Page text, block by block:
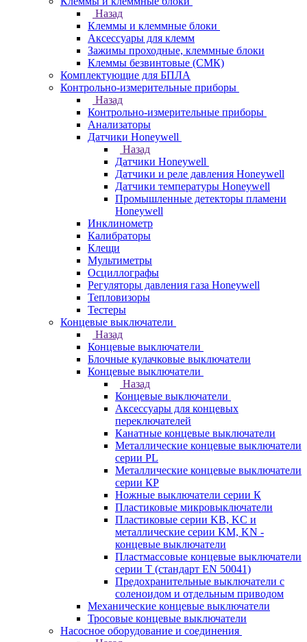
Назад
Клеммы и клеммные блоки
Аксессуары для клемм
Зажимы проходные, клеммные блоки
Клеммы безвинтовые (СМК)
Комплектующие для БПЛА
Контрольно-измерительные приборы
Назад
Контрольно-измерительные приборы
Анализаторы
Датчики Honeywell
Назад
Датчики Honeywell
Датчики и реле давления Honeywell
Датчики температуры Honeywell
Промышленные детекторы пламени
Honeywell
Инклинометр
Калибраторы
Клещи
Мультиметры
Осциллографы
Регуляторы давления газа Honeywell
Тепловизоры
Тестеры
Концевые выключатели
Назад
Концевые выключатели
Блочные кулачковые выключатели
Концевые выключатели
Назад
Концевые выключатели
Аксессуары для концевых
переключателей
Канатные концевые выключатели
Металлические концевые выключатели
серии PL
Металлические концевые выключатели
серии КP
Ножные выключатели серии К
Пластиковые микровыключатели
Пластиковые серии KB, KC и
металлические серии KM, KN -
концевые выключатели
Пластмассовые концевые выключатели
серии T (стандарт EN 50041)
Предохранительные выключатели с
соленоидом и отдельным приводом
Механические концевые выключатели
Тросовые концевые выключатели
Насосное оборудование и соединения